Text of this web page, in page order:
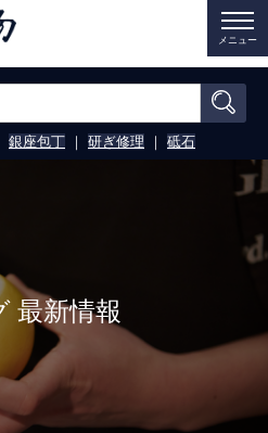
メニュー
銀座包丁 ｜ 研ぎ修理 ｜ 砥石
最新情報